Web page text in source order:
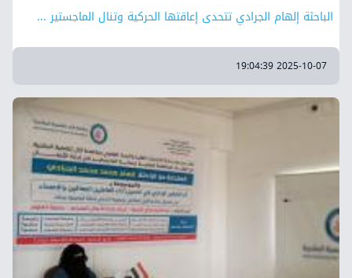
الباحثة إلهام الجرادي تتحدى إعاقتها الحركية وتنال الماجستير ...
2025-10-07 19:04:39